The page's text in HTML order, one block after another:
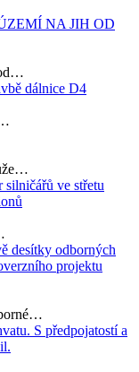
NA JIH OD
dálnice D4
silničářů ve střetu
desítky odborných
projektu
S předpojatostí a